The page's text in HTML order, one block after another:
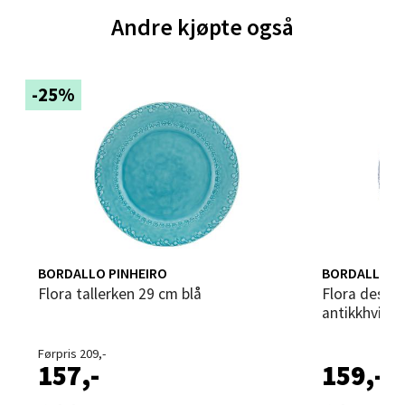
Andre kjøpte også
-25%
BORDALLO PINHEIRO
Flora tallerken 29 cm blå
Førpris 209,-
157,-
BORDALLO
Flora desserttallerken 23 cm
antikkhvit
159,-
0 i butikk
Steinkjer - Thon Senter Steinkjer
Sjøfartsgata 2, 7714 Steinkjer
Åpent i dag 10-20
Velg
Leirvik - Stord